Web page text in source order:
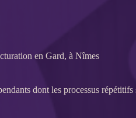
en Gard, à Nîmes
dont lesprocessus répétitifs